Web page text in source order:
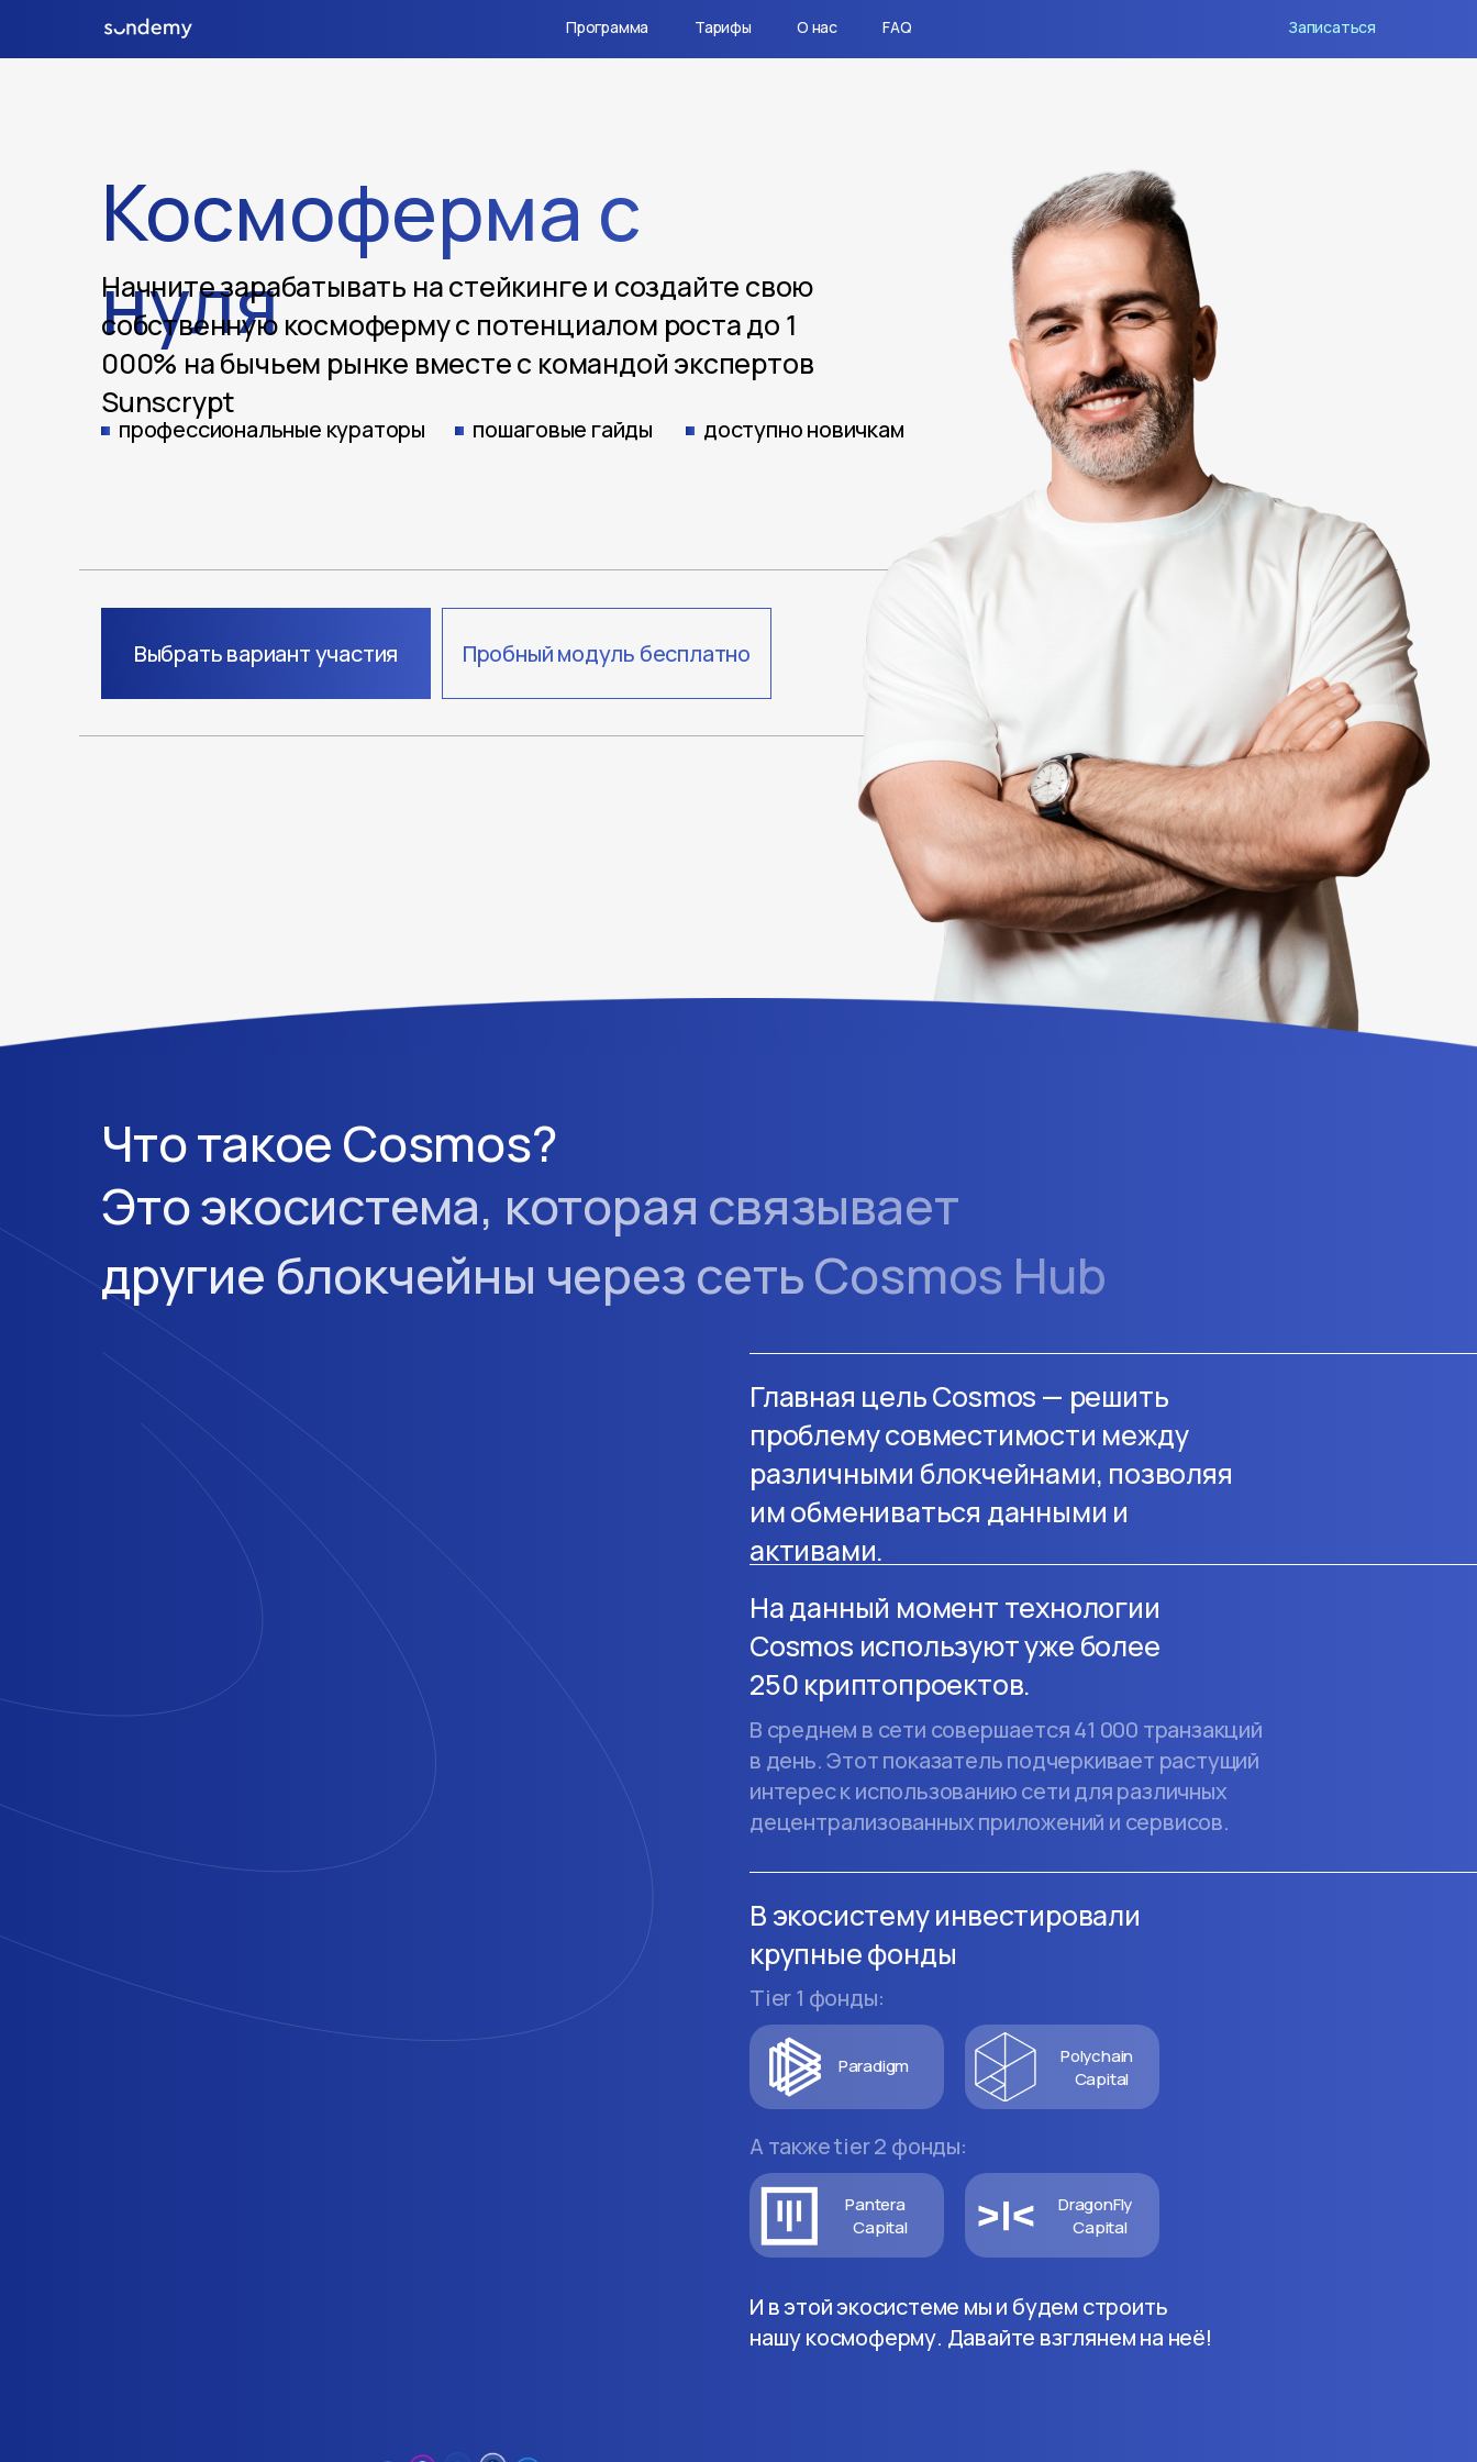
Космоферма с
нуля
Начните зарабатывать на стейкинге и создайте свою
собственную космоферму с потенциалом роста до 1
000% на бычьем рынке вместе с командой экспертов
Sunscrypt
профессиональные кураторы пошаговые гайды
О нас Записаться
доступно новичкам
FAQ
Программа Тарифы
Выбрать вариант участия Пробный модуль бесплатно
Что такое Cosmos?
Это экосистема, которая связывает
другие блокчейны через сеть Cosmos Hub
На данный момент технологии
Cosmos используют уже более
250 криптопроектов.
В среднем в сети совершается 41 000 транзакций
в день. Этот показатель подчеркивает растущий
интерес к использованию сети для различных
децентрализованных приложений и сервисов.
Главная цель Cosmos — решить
проблему совместимости между
различными блокчейнами, позволяя
им обмениваться данными и
активами.
В экосистему инвестировали
крупные фонды
И в этой экосистеме мы и будем строить
нашу космоферму. Давайте взглянем на неё!
Paradigm
Polychain
Capital
Pantera
Capital
DragonFly
Capital
Tier 1 фонды:
А также tier 2 фонды: